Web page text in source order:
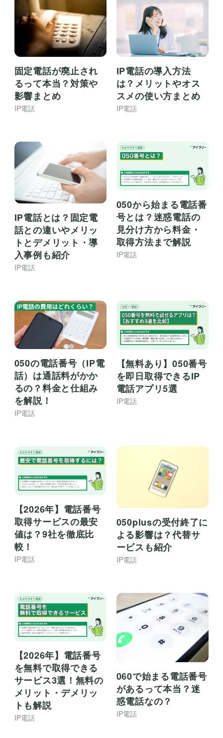
固定電話が廃止され
るって本当？対策や
影響まとめ
IP電話
IP電話の導入方法
は？メリットやオス
スメの使い方まとめ
IP電話
IP電話とは？固定電
話との違いやメリッ
トとデメリット・導
入事例も紹介
IP電話
050から始まる電話番
号とは？迷惑電話の
見分け方から料金・
取得方法まで解説
IP電話
050の電話番号（IP電
話）は通話料がかか
るの？料金と仕組み
を解説！
IP電話
【無料あり】050番号
を即日取得できるIP
電話アプリ5選
IP電話
【2026年】電話番号
取得サービスの最安
値は？9社を徹底比
較！
IP電話
050plusの受付終了に
よる影響は？代替サ
ービスも紹介
IP電話
【2026年】電話番号
を無料で取得できる
サービス3選！無料の
メリット・デメリッ
トも解説
IP電話
060で始まる電話番号
があるって本当？迷
惑電話なの？
IP電話